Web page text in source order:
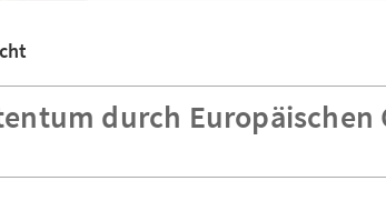
durch Europäischen